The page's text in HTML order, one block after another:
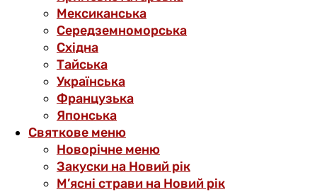
Мексиканська
Середземноморська
Східна
Тайська
Українська
Французька
Японська
Святкове меню
Новорічне меню
Закуски на Новий рік
М’ясні страви на Новий рік